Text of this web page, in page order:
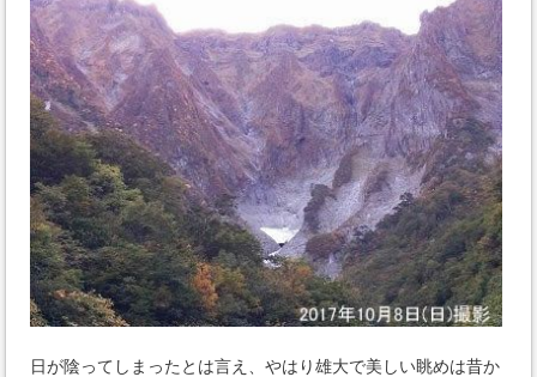
日が陰ってしまったとは言え、やはり雄大で美しい眺めは昔か